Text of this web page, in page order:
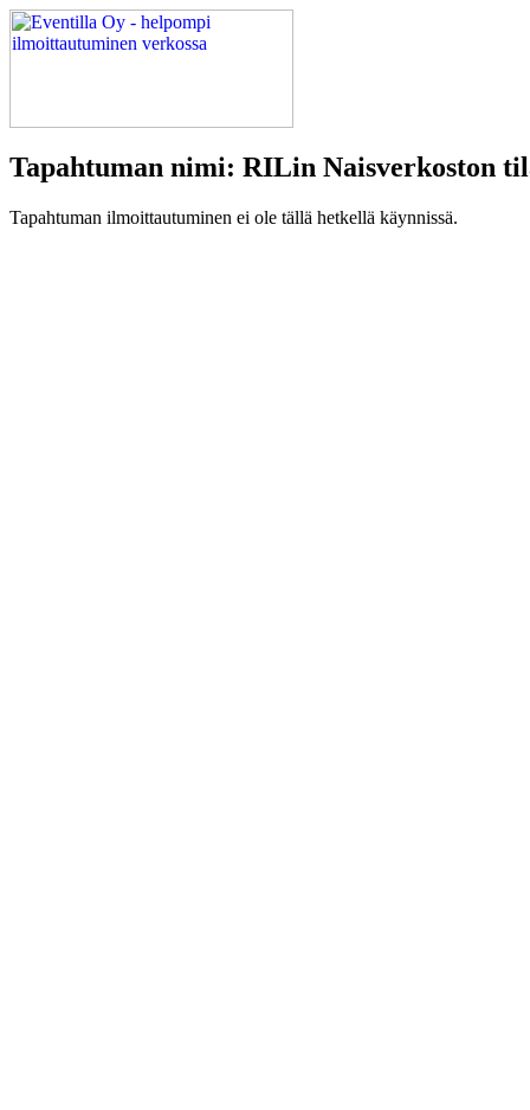
Tapahtuman nimi: RILin Naisverkoston
Tapahtuman ilmoittautuminen ei ole tällä hetkellä käynnissä.